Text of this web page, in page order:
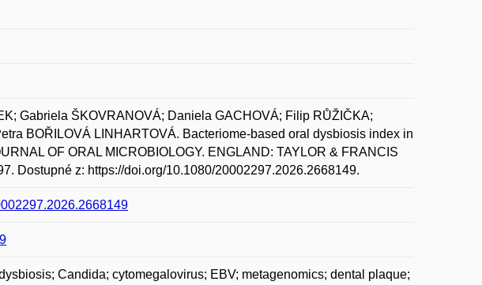
Gabriela ŠKOVRANOVÁ; Daniela GACHOVÁ; Filip RŮŽIČKA;
BOŘILOVÁ LINHARTOVÁ. Bacteriome-based oral dysbiosis index in
OF ORAL MICROBIOLOGY. ENGLAND: TAYLOR & FRANCIS
Dostupné z: https://doi.org/10.1080/20002297.2026.2668149.
Candida; cytomegalovirus; EBV; metagenomics; dental plaque;